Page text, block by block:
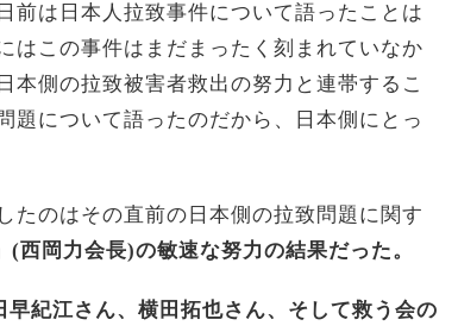
前は日本人拉致事件について語ったことは
はこの事件はまだまったく刻まれていなか
本側の拉致被害者救出の努力と連帯するこ
題について語ったのだから、日本側にとっ
たのはその直前の日本側の拉致問題に関す
西岡力会長)の敏速な努力の結果だった。
早紀江さん、横田拓也さん、そして救う会の